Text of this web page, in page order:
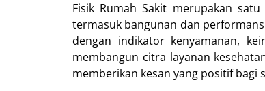
Fisik Rumah Sakit merupakan
termasuk bangunan dan
dengan indikator kenyamanan,
membangun citra layanan
memberikan kesan yang positif bagi